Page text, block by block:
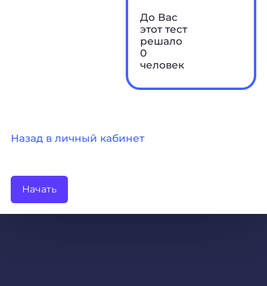
До Вас
этот тест
решало
0
человек
Назад в личный кабинет
Начать